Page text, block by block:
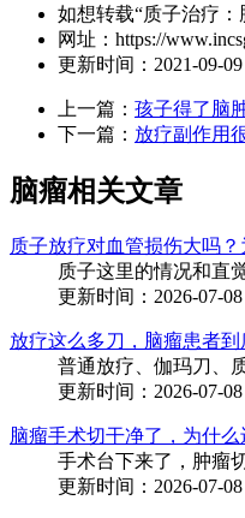
如想转载“质子治疗：
网址： https://
更新时间： 2021-09-
上一篇： 孩子得了脑
下一篇： 放疗副作用
脑瘤相关文章
质子放疗对血管损伤大吗
质子这里的情况和直
更新时间：2026-07-08
放疗这么多刀，脑瘤患者到
普通放疗、伽玛刀、
更新时间：2026-07-08
脑瘤手术切干净了，为什么
手术台下来了，肿瘤
更新时间：2026-07-08